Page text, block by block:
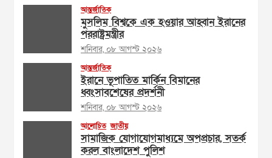
আন্তর্জাতিক
মুসলিম বিশ্বকে এক হওয়ার আহ্বান ইরানের
পররাষ্ট্রমন্ত্রীর
শনিবার, ০৮ আগস্ট ২০২৬
আন্তর্জাতিক
ইরানে ভূপাতিত মার্কিন বিমানের
ধ্বংসাবশেষের প্রদর্শনী
শনিবার, ০৮ আগস্ট ২০২৬
আলোচিত জাতীয়
সামাজিক যোগাযোগমাধ্যমে অপপ্রচার, সতর্ক
করল বাংলাদেশ পুলিশ